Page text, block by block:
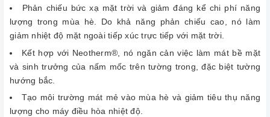
Phản chiếu bức xạ mặt trời và giảm đáng kể chi phí năng
lượng trong mùa hè. Do khả năng phản chiếu cao, nó làm
giảm nhiệt độ mặt ngoài tiếp xúc trực tiếp với mặt trời.
Kết hợp với Neotherm®, nó ngăn cản việc làm mát bề mặt
và sinh trưởng của nấm mốc trên tường trong, đặc biệt tường
hướng bắc.
Tạo môi trường mát mẻ vào mùa hè và giảm tiêu thụ năng
lượng cho máy điều hòa nhiệt độ.